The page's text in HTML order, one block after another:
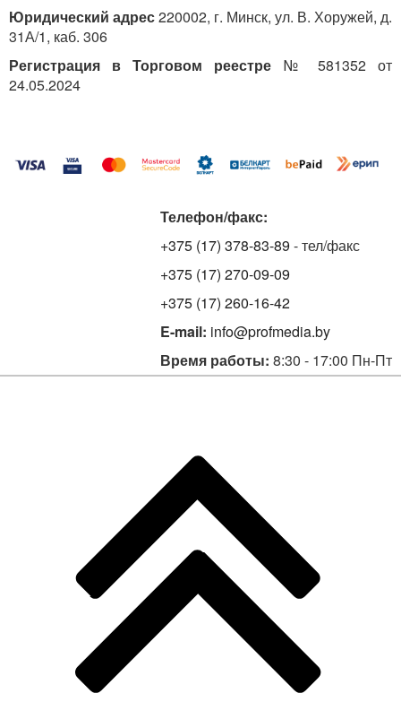
Юридический адрес220002, г. Минск, ул. В. Хоружей, д.
31А/1, каб. 306
Регистрация в Торговом реестре № 581352 от
24.05.2024
Телефон/факс:
+375 (17) 378-83-89 - тел/факс
+375 (17) 270-09-09
+375 (17) 260-16-42
E-mail: info@profmedia.by
Время работы: 8:30 - 17:00 Пн-Пт